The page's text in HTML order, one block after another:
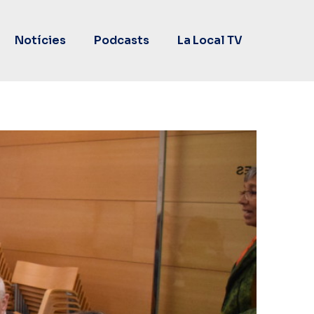
Notícies Podcasts La Local TV